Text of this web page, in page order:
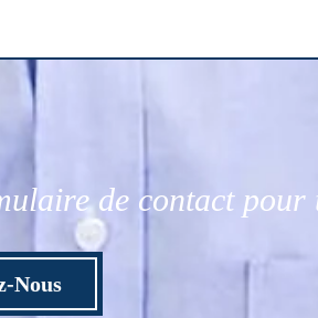
de contact pour
Nous